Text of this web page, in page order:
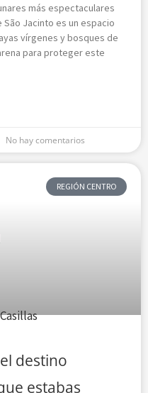
más espectaculares
Jacinto es un espacio
vírgenes y bosques de
para proteger este
No hay comentarios
REGIÓN CENTRO
destino
estabas